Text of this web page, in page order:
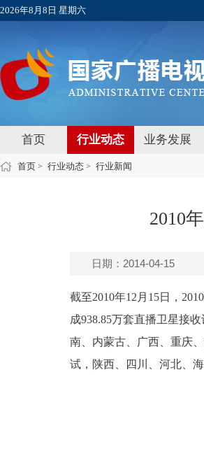
2026年8月8日 星期六
首页 行业动态 业务发展
首页 > 行业动态 > 行业新闻
2010
日期：2014-04-15
截至2010年12月15日，
成938.85万套直播卫星接
南、内蒙古、广西、重庆
试，陕西、四川、河北、